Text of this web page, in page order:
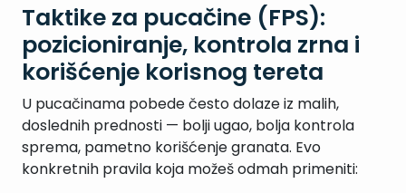
Taktike za pucačine (FPS):
pozicioniranje, kontrola zrna i
korišćenje korisnog tereta
U pucačinama pobede često dolaze iz malih,
doslednih prednosti — bolji ugao, bolja kontrola
sprema, pametno korišćenje granata. Evo
konkretnih pravila koja možeš odmah primeniti: